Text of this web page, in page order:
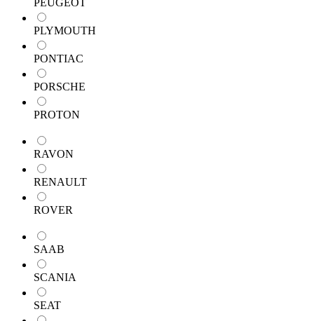
PLYMOUTH
PONTIAC
PORSCHE
PROTON
RAVON
RENAULT
ROVER
SAAB
SCANIA
SEAT